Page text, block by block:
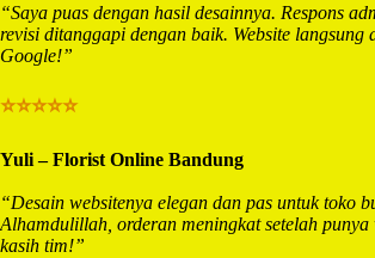
“Saya puas dengan hasil desainnya. Respons
revisi ditanggapi dengan baik. Website langsung
Google!”
⭐⭐⭐⭐⭐
Yuli – Florist Online Bandung
“Desain websitenya elegan dan pas untuk toko
Alhamdulillah, orderan meningkat setelah punya
kasih tim!”